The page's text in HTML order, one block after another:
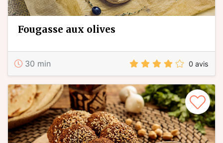
fougasse aux olives
30 min 0 avis